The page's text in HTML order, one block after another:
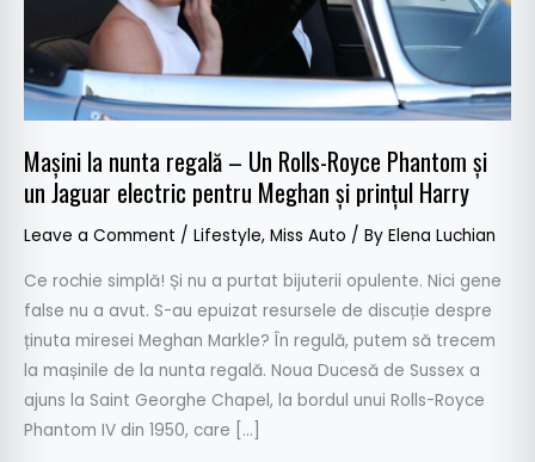
Mașini la nunta regală – Un Rolls-Royce Phantom și
un Jaguar electric pentru Meghan și prințul Harry
Leave a Comment / Lifestyle, Miss Auto / By Elena Luchian
Ce rochie simplă! Și nu a purtat bijuterii opulente. Nici gene
false nu a avut. S-au epuizat resursele de discuție despre
ținuta miresei Meghan Markle? În regulă, putem să trecem
la mașinile de la nunta regală. Noua Ducesă de Sussex a
ajuns la Saint Georghe Chapel, la bordul unui Rolls-Royce
Phantom IV din 1950, care […]
Phantom
și
un
electric
pentru
prințul
Harry